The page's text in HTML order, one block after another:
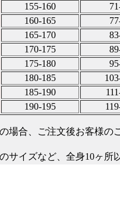
155-160
160-165
165-170
170-175
175-180
180-185
185-190
190-195
場合、ご注文後お客様の
サイズなど、全身10ヶ所